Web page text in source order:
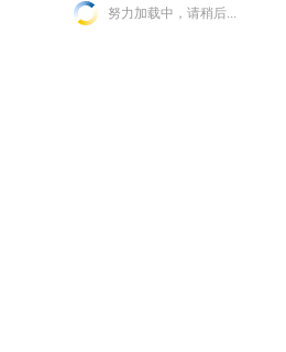
努力加载中，请稍后...